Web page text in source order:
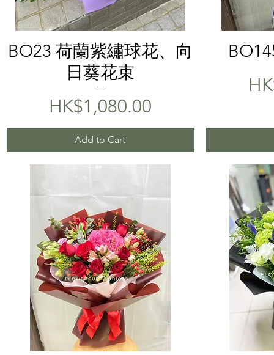
Quick View
BO23 荷蘭紫繡球花、向
日葵花束
Price
HK$1,080.00
Add to Cart